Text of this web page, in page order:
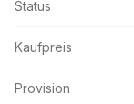
Status
Kaufpreis
Provision